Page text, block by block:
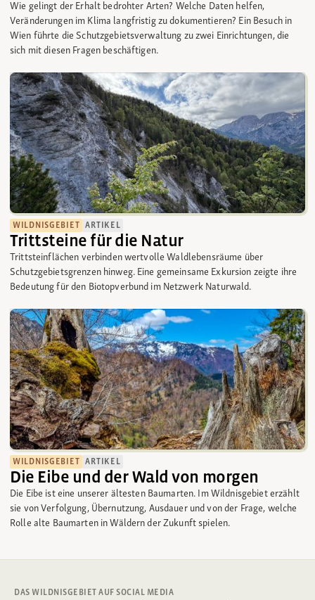
Wie gelingt der Erhalt bedrohter Arten? Welche Daten helfen,
Veränderungen im Klima langfristig zu dokumentieren? Ein Besuch in
Wien führte die Schutzgebietsverwaltung zu zwei Einrichtungen, die
sich mit diesen Fragen beschäftigen.
WILDNISGEBIET ARTIKEL
Trittsteine für die Natur
Trittsteinflächen verbinden wertvolle Waldlebensräume über
Schutzgebietsgrenzen hinweg. Eine gemeinsame Exkursion zeigte ihre
Bedeutung für den Biotopverbund im Netzwerk Naturwald.
WILDNISGEBIET ARTIKEL
Die Eibe und der Wald von morgen
Die Eibe ist eine unserer ältesten Baumarten. Im Wildnisgebiet erzählt
sie von Verfolgung, Übernutzung, Ausdauer und von der Frage, welche
Rolle alte Baumarten in Wäldern der Zukunft spielen.
DAS WILDNISGEBIET AUF SOCIAL MEDIA